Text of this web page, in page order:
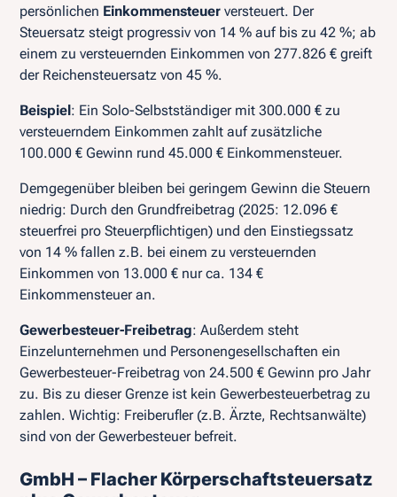
persönlichen Einkommensteuer versteuert. Der
Steuersatz steigt progressiv von 14 % auf bis zu 42 %; ab
einem zu versteuernden Einkommen von 277.826 € greift
der Reichensteuersatz von 45 %.
Beispiel: Ein Solo-Selbstständiger mit 300.000 € zu
versteuerndem Einkommen zahlt auf zusätzliche
100.000 € Gewinn rund 45.000 € Einkommensteuer.
Demgegenüber bleiben bei geringem Gewinn die Steuern
niedrig: Durch den Grundfreibetrag (2025: 12.096 €
steuerfrei pro Steuerpflichtigen) und den Einstiegssatz
von 14 % fallen z.B. bei einem zu versteuernden
Einkommen von 13.000 € nur ca. 134 €
Einkommensteuer an.
Gewerbesteuer-Freibetrag: Außerdem steht
Einzelunternehmen und Personengesellschaften ein
Gewerbesteuer-Freibetrag von 24.500 € Gewinn pro Jahr
zu. Bis zu dieser Grenze ist kein Gewerbesteuerbetrag zu
zahlen. Wichtig: Freiberufler (z.B. Ärzte, Rechtsanwälte)
sind von der Gewerbesteuer befreit.
GmbH – Flacher Körperschaftsteuersatz